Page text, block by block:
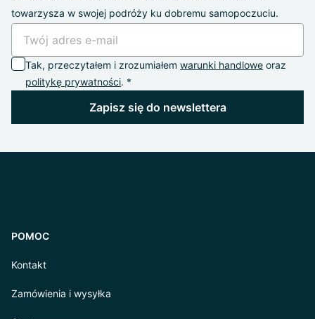
towarzysza w swojej podróży ku dobremu samopoczuciu.
Tak, przeczytałem i zrozumiałem warunki handlowe oraz
politykę prywatności. *
Zapisz się do newslettera
POMOC
Kontakt
Zamówienia i wysyłka